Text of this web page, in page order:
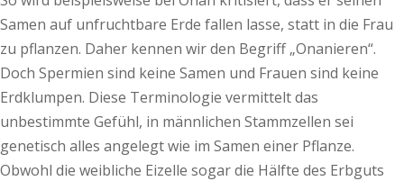
Samen auf unfruchtbare Erde fallen lasse, statt in die Frau
zu pflanzen. Daher kennen wir den Begriff „Onanieren“.
Doch Spermien sind keine Samen und Frauen sind keine
Erdklumpen. Diese Terminologie vermittelt das
unbestimmte Gefühl, in männlichen Stammzellen sei
genetisch alles angelegt wie im Samen einer Pflanze.
Obwohl die weibliche Eizelle sogar die Hälfte des Erbguts